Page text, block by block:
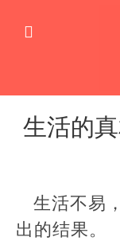
生活的
生活不易
出的结果。